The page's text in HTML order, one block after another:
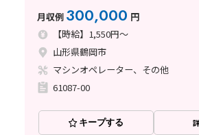
月収例 300,000 円
【時給】1,550円～
山形県鶴岡市
マシンオペレーター、その他
61087-00
キープする